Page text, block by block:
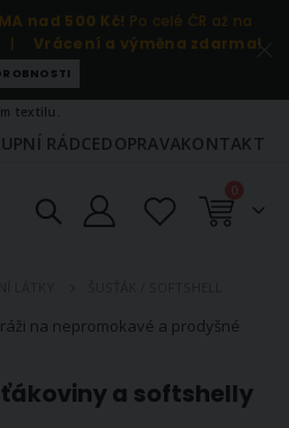
nad 500 Kč! Po celé ČR až na
| Vrácení a výměna zdarma!
textilu.
RÁDCEDOPRAVAKONTAKT
Košík
0položky
na nepromokavé a prodyšné
a softshelly